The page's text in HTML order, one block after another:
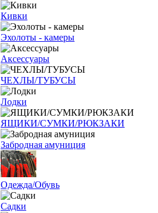
Кивки
Эхолоты - камеры
Аксессуары
ЧЕХЛЫ/ТУБУСЫ
Лодки
ЯЩИКИ/СУМКИ/РЮКЗАКИ
Забродная амуниция
Одежда/Обувь
Садки